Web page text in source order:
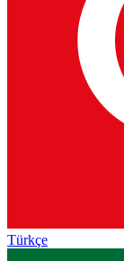
Türkçe